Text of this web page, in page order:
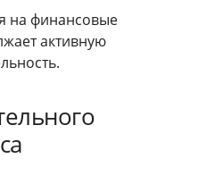
на финансовые
активную